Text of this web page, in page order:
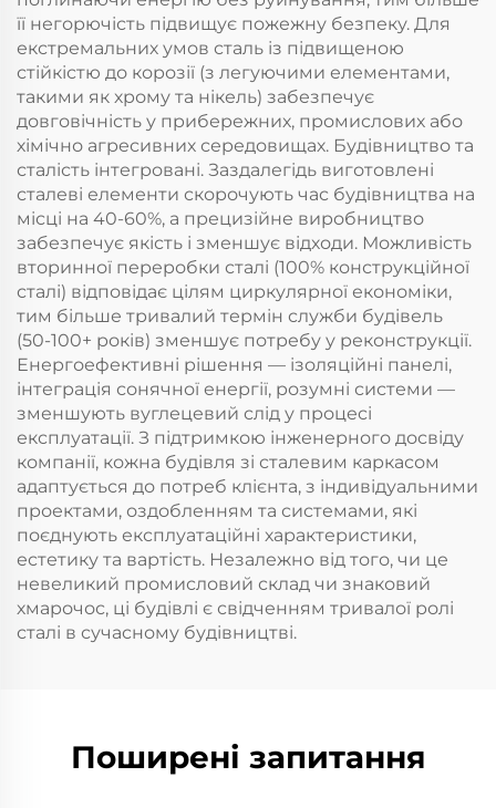
її негорючість підвищує пожежну безпеку. Для
екстремальних умов сталь із підвищеною
стійкістю до корозії (з легуючими елементами,
такими як хрому та нікель) забезпечує
довговічність у прибережних, промислових або
хімічно агресивних середовищах. Будівництво та
сталість інтегровані. Заздалегідь виготовлені
сталеві елементи скорочують час будівництва на
місці на 40-60%, а прецизійне виробництво
забезпечує якість і зменшує відходи. Можливість
вторинної переробки сталі (100% конструкційної
сталі) відповідає цілям циркулярної економіки,
тим більше тривалий термін служби будівель
(50-100+ років) зменшує потребу у реконструкції.
Енергоефективні рішення — ізоляційні панелі,
інтеграція сонячної енергії, розумні системи —
зменшують вуглецевий слід у процесі
експлуатації. З підтримкою інженерного досвіду
компанії, кожна будівля зі сталевим каркасом
адаптується до потреб клієнта, з індивідуальними
проектами, оздобленням та системами, які
поєднують експлуатаційні характеристики,
естетику та вартість. Незалежно від того, чи це
невеликий промисловий склад чи знаковий
хмарочос, ці будівлі є свідченням тривалої ролі
сталі в сучасному будівництві.
Поширені запитання